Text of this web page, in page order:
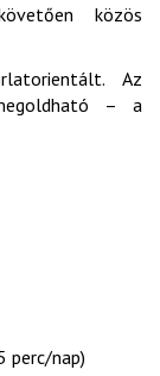
közös
Az
– a
perc/nap)